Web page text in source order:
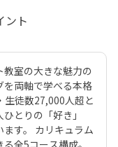
ント
室の大きな魅力の
を両軸で学べる本格
生徒数27,000人超と
とりの「好き」
ます。 カリキュラム
全5コース構成。